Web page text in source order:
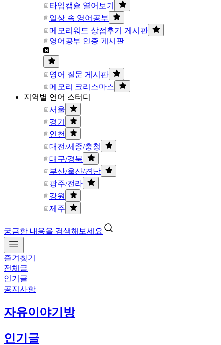
타임캡슐 열어보기
일상 속 영어공부
메모리워드 상점후기 게시판
영어공부 인증 게시판
영어 질문 게시판
메모리 크리스마스
지역별 언어 스터디
서울
경기
인천
대전/세종/충청
대구/경북
부산/울산/경남
광주/전라
강원
제주
궁금한 내용을 검색해보세요
즐겨찾기
전체글
인기글
공지사항
자유이야기방
인기글